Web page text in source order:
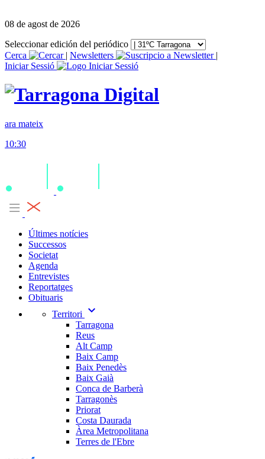
08 de agost de 2026
Seleccionar edición del periódico
Cerca
| Newsletters
|
Iniciar Sessió
ara mateix
10:30
Últimes notícies
Successos
Societat
Agenda
Entrevistes
Reportatges
Obituaris
Territori
expand_more
Tarragona
Reus
Alt Camp
Baix Camp
Baix Penedès
Baix Gaià
Conca de Barberà
Tarragonès
Priorat
Costa Daurada
Àrea Metropolitana
Terres de l'Ebre